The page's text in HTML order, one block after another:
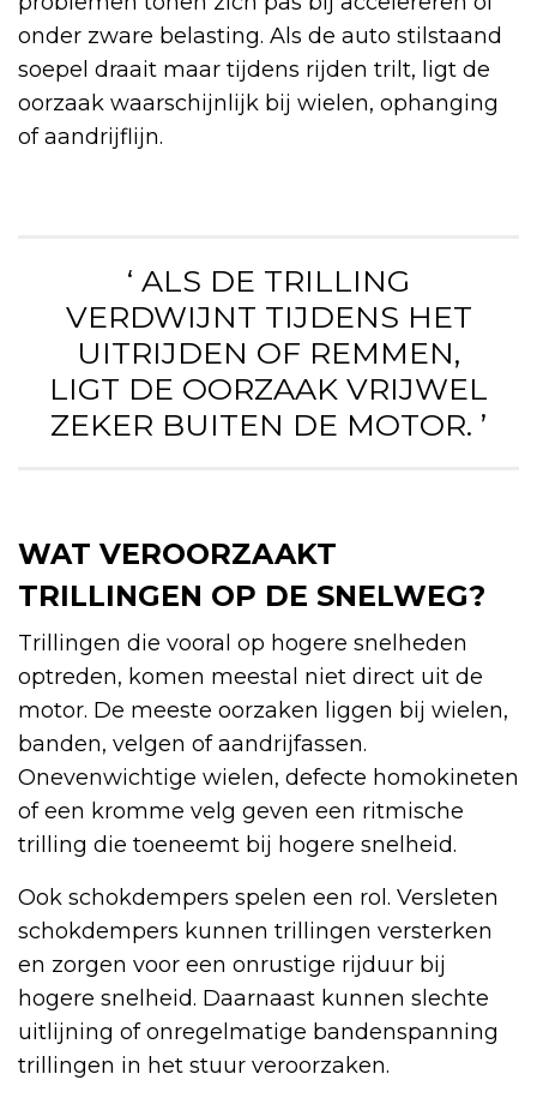
onder zware belasting. Als de auto stilstaand
soepel draait maar tijdens rijden trilt, ligt de
oorzaak waarschijnlijk bij wielen, ophanging
of aandrijflijn.
‘ ALS DE TRILLING
VERDWIJNT TIJDENS HET
UITRIJDEN OF REMMEN,
LIGT DE OORZAAK VRIJWEL
ZEKER BUITEN DE MOTOR. ’
WAT VEROORZAAKT
TRILLINGEN OP DE SNELWEG?
Trillingen die vooral op hogere snelheden
optreden, komen meestal niet direct uit de
motor. De meeste oorzaken liggen bij wielen,
banden, velgen of aandrijfassen.
Onevenwichtige wielen, defecte homokineten
of een kromme velg geven een ritmische
trilling die toeneemt bij hogere snelheid.
Ook schokdempers spelen een rol. Versleten
schokdempers kunnen trillingen versterken
en zorgen voor een onrustige rijduur bij
hogere snelheid. Daarnaast kunnen slechte
uitlijning of onregelmatige bandenspanning
trillingen in het stuur veroorzaken.